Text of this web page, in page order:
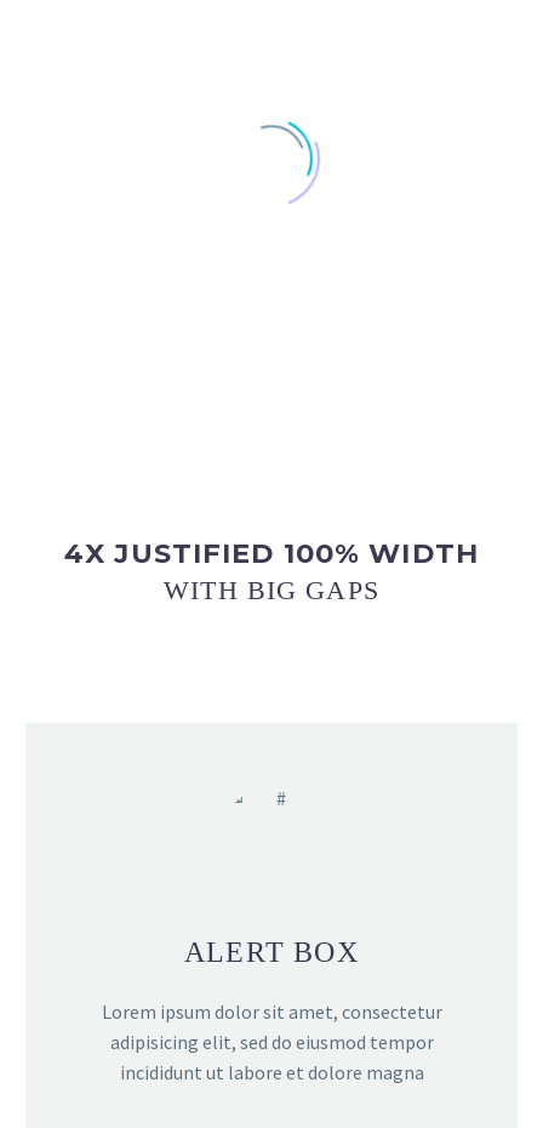
4X JUSTIFIED 100% WIDTH
WITH BIG GAPS
ALERT BOX
Lorem ipsum dolor sit amet, consectetur
adipisicing elit, sed do eiusmod tempor
incididunt ut labore et dolore magna